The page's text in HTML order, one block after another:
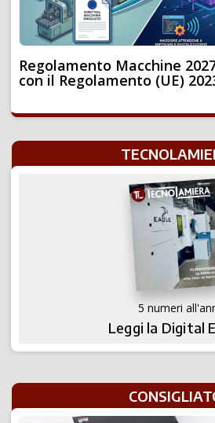
Regolamento Macchine
con il Regolamento (UE)
5 numeri
Leggi la Digital